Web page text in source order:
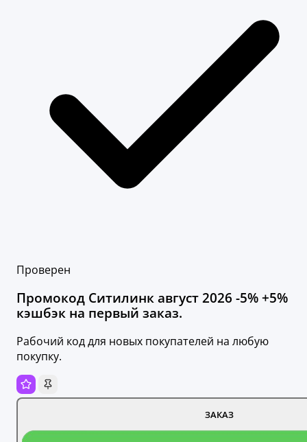
Проверен
Промокод Ситилинк август 2026 -5% +5%
кэшбэк на первый заказ.
Рабочий код для новых покупателей на любую
покупку.
ЗАКАЗ